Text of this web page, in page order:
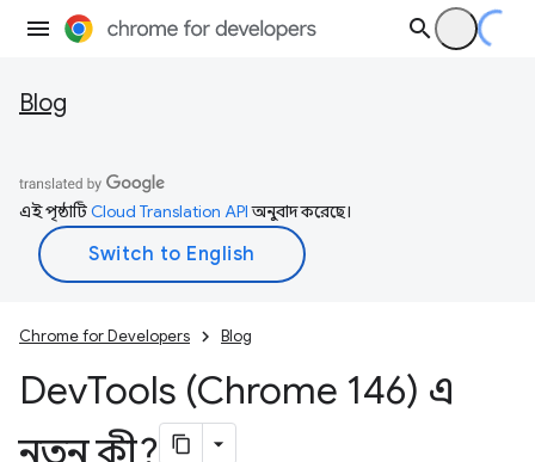
Blog
এই পৃষ্ঠাটিCloud Translation APIঅনুবাদ করেছে।
Chrome for Developers Blog
DevTools (Chrome 146) এ
নতুন কী?